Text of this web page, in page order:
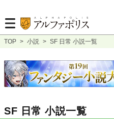
TOP > 小説 > SF 日常 小説一覧
SF 日常 小説一覧